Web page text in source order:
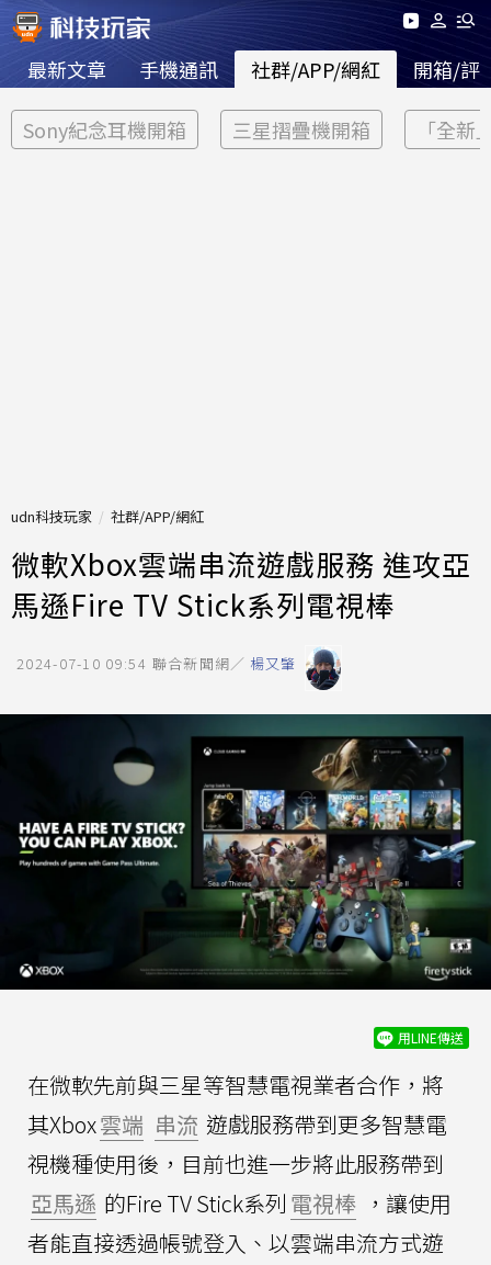
最新文章 手機通訊 社群/APP/網紅 開箱/評
Sony紀念耳機開箱 三星摺疊機開箱 「全新
udn科技玩家 社群/APP/網紅
微軟Xbox雲端串流遊戲服務 進攻亞
馬遜Fire TV Stick系列電視棒
2024-07-10 09:54 聯合新聞網／ 楊又肇
用LINE傳送
在微軟先前與三星等智慧電視業者合作，將
其Xbox雲端 串流 遊戲服務帶到更多智慧電
視機種使用後，目前也進一步將此服務帶到
亞馬遜 的Fire TV Stick系列 電視棒 ，讓使用
者能直接透過帳號登入、以雲端串流方式遊